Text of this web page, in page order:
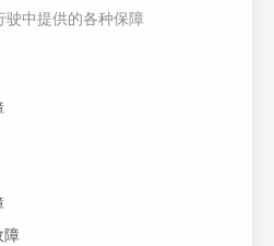
驶中提供的各种保障
障